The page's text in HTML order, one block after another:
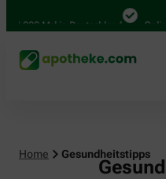
Mal in Deutschland Online bei
Home Gesundheitstipps